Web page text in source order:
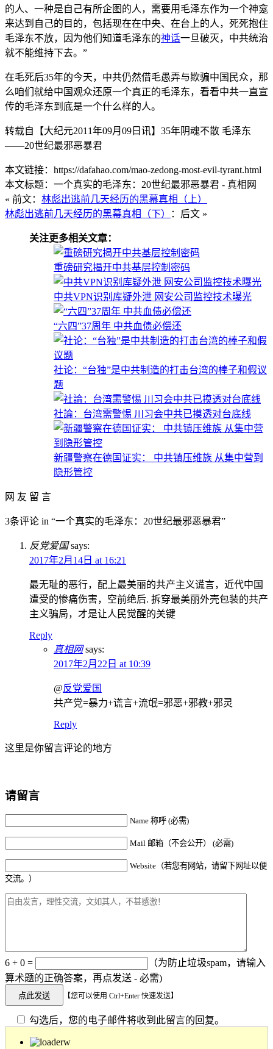
的人、一种是自己有所企图的人，需要用毛泽东作为一个神龛
来达到自己的目的，包括现在在中央、在台上的人，死死抱住
毛泽东不放，因为他们知道毛泽东的神话一旦破灭，中共统治
就不能维持下去。”
在毛死后35年的今天，中共仍然借毛愚弄与欺骗中国民众，那
么咱们就给中国观众还原一个真正的毛泽东，看看中共一直宣
传的毛泽东到底是一个什么样的人。
转载自【大纪元2011年09月09日讯】35年阴魂不散 毛泽东
——20世纪最邪恶暴君
本文链接：https://dafahao.com/mao-zedong-most-evil-tyrant.html
本文标题：一个真实的毛泽东：20世纪最邪恶暴君 - 真相网
« 前文： 林彪出逃前几天经历的黑幕真相（上）
林彪出逃前几天经历的黑幕真相（下）
：后文 »
关注更多相关文章：
重磅研究揭开中共基层控制密码
中共VPN识别库疑外泄 网安公司监控技术曝光
“六四”37周年 中共血债必偿还
社论：“台独”是中共制造的打击台湾的棒子和假议
题
社論：台湾需警惕 川习会中共已摸透对台底线
新疆警察在德国证实： 中共镇压维族 从集中营到
隐形管控
网 友 留 言
3条评论 in “一个真实的毛泽东：20世纪最邪恶暴君”
反党爱国 says:
2017年2月14日 at 16:21
最无耻的恶行，配上最美丽的共产主义谎言，近代中国
遭受的惨痛伤害，空前绝后. 拆穿最美丽外壳包装的共产
主义骗局，才是让人民觉醒的关键
Reply
真相网 says:
2017年2月22日 at 10:39
@反党爱国
共产党=暴力+谎言+流氓=邪恶+邪教+邪灵
Reply
这里是你留言评论的地方
请留言
Name 称呼 (必需)
Mail 邮箱（不会公开） (必需)
Website（若您有网站，请留下网址以便
交流。）
6 + 0 =
（为防止垃圾spam，请输入
算术题的正确答案，再点发送 - 必需)
【您可以使用 Ctrl+Enter 快速发送】
勾选后，您的电子邮件将收到此留言的回复。